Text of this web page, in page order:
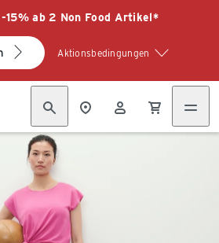
15% ab 2 Non Food Artikel*
Aktionsbedingungen